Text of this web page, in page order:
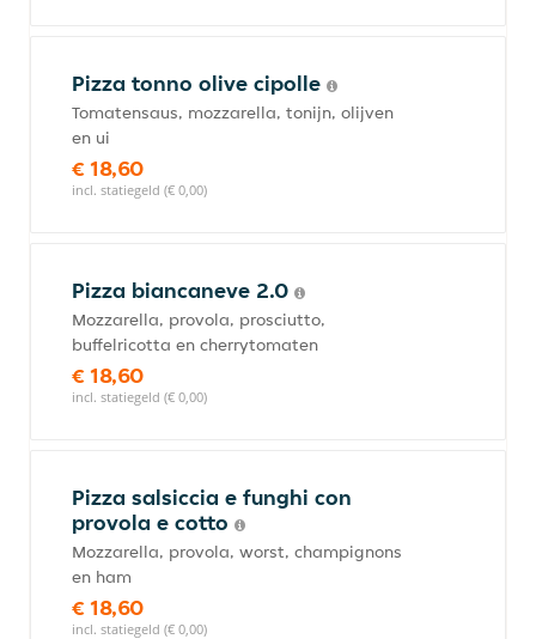
Pizza tonno olive cipolle
Tomatensaus, mozzarella, tonijn, olijven
en ui
€ 18,60
incl. statiegeld (€ 0,00)
Pizza biancaneve 2.0
Mozzarella, provola, prosciutto,
buffelricotta en cherrytomaten
€ 18,60
incl. statiegeld (€ 0,00)
Pizza salsiccia e funghi con
provola e cotto
Mozzarella, provola, worst, champignons
en ham
€ 18,60
incl. statiegeld (€ 0,00)